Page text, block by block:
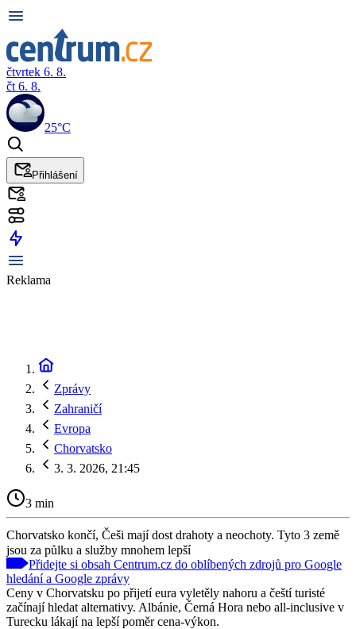
čtvrtek 6. 8.
čt 6. 8.
25°C
Přihlášení
Reklama
Zprávy
Zahraničí
Evropa
Chorvatsko
3. 3. 2026, 21:45
3 min
Chorvatsko končí, Češi mají dost drahoty a neochoty. Tyto 3 země
jsou za půlku a služby mnohem lepší
Přidejte si obsah Centrum.cz do oblíbených zdrojů pro Google
hledání a Google zprávy
Ceny v Chorvatsku po přijetí eura vyletěly nahoru a čeští turisté
začínají hledat alternativy. Albánie, Černá Hora nebo all-inclusive v
Turecku lákají na lepší poměr cena-výkon.